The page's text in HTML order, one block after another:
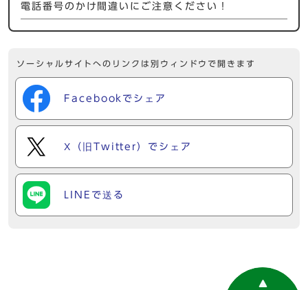
電話番号のかけ間違いにご注意ください！
ソーシャルサイトへのリンクは別ウィンドウで開きます
Facebookでシェア
X（旧Twitter）でシェア
LINEで送る